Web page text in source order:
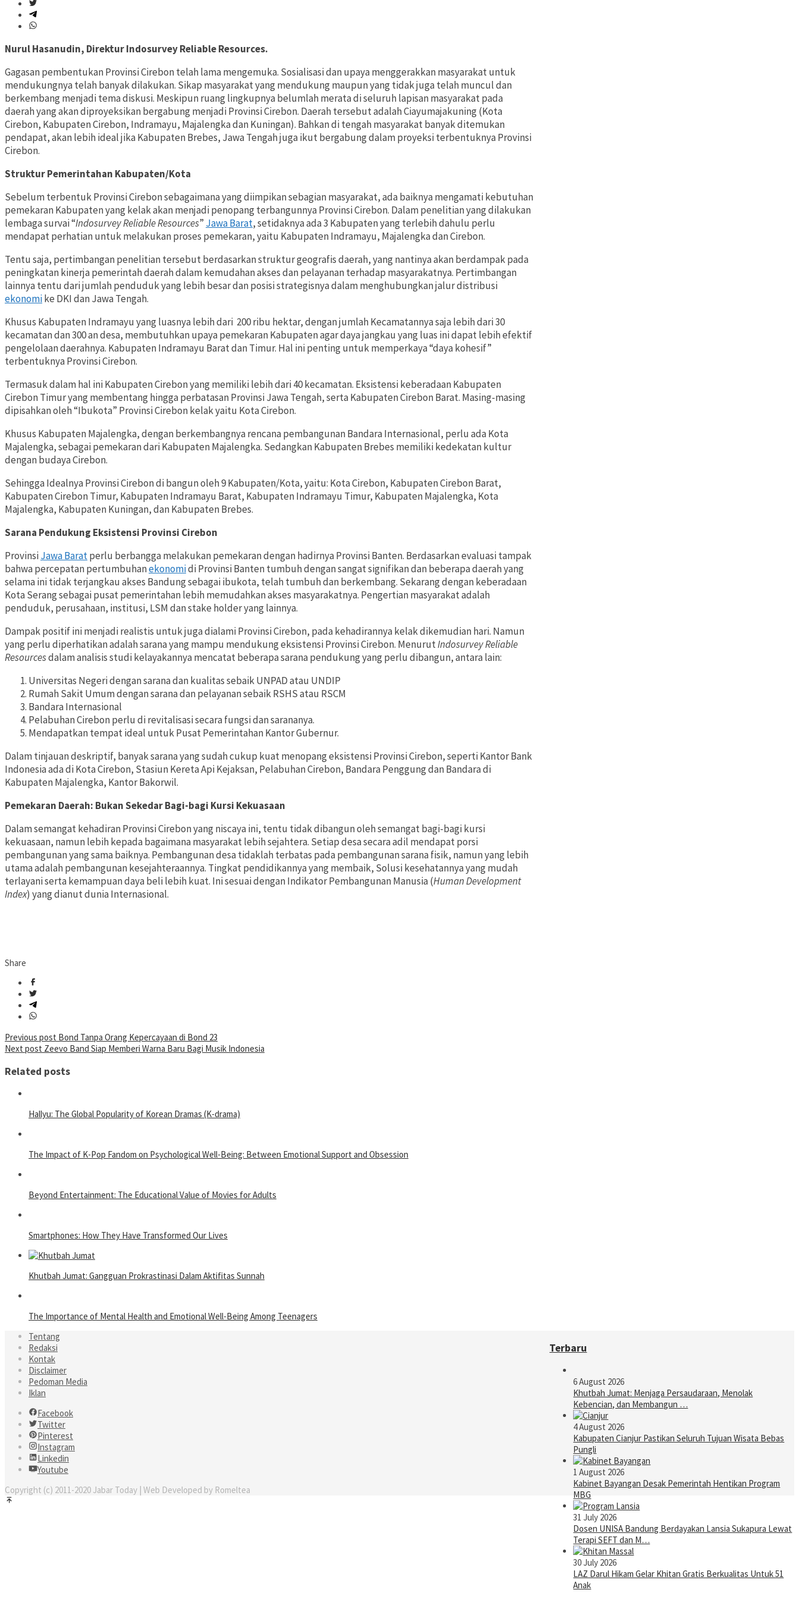
Nurul Hasanudin, Direktur Indosurvey Reliable Resources.
Gagasan pembentukan Provinsi Cirebon telah lama mengemuka. Sosialisasi dan upaya menggerakkan masyarakat untuk
mendukungnya telah banyak dilakukan. Sikap masyarakat yang mendukung maupun yang tidak juga telah muncul dan
berkembang menjadi tema diskusi. Meskipun ruang lingkupnya belumlah merata di seluruh lapisan masyarakat pada
daerah yang akan diproyeksikan bergabung menjadi Provinsi Cirebon. Daerah tersebut adalah Ciayumajakuning (Kota
Cirebon, Kabupaten Cirebon, Indramayu, Majalengka dan Kuningan). Bahkan di tengah masyarakat banyak ditemukan
pendapat, akan lebih ideal jika Kabupaten Brebes, Jawa Tengah juga ikut bergabung dalam proyeksi terbentuknya Provinsi
Cirebon.
Struktur Pemerintahan Kabupaten/Kota
Sebelum terbentuk Provinsi Cirebon sebagaimana yang diimpikan sebagian masyarakat, ada baiknya mengamati kebutuhan
pemekaran Kabupaten yang kelak akan menjadi penopang terbangunnya Provinsi Cirebon. Dalam penelitian yang dilakukan
lembaga survai “Indosurvey Reliable Resources” Jawa Barat, setidaknya ada 3 Kabupaten yang terlebih dahulu perlu
mendapat perhatian untuk melakukan proses pemekaran, yaitu Kabupaten Indramayu, Majalengka dan Cirebon.
Tentu saja, pertimbangan penelitian tersebut berdasarkan struktur geografis daerah, yang nantinya akan berdampak pada
peningkatan kinerja pemerintah daerah dalam kemudahan akses dan pelayanan terhadap masyarakatnya. Pertimbangan
lainnya tentu dari jumlah penduduk yang lebih besar dan posisi strategisnya dalam menghubungkan jalur distribusi
ekonomike DKI dan Jawa Tengah.
Khusus Kabupaten Indramayu yang luasnya lebih dari 200 ribu hektar, dengan jumlah Kecamatannya saja lebih dari 30
kecamatan dan 300 an desa, membutuhkan upaya pemekaran Kabupaten agar daya jangkau yang luas ini dapat lebih efektif
pengelolaan daerahnya. Kabupaten Indramayu Barat dan Timur. Hal ini penting untuk memperkaya “daya kohesif”
terbentuknya Provinsi Cirebon.
Termasuk dalam hal ini Kabupaten Cirebon yang memiliki lebih dari 40 kecamatan. Eksistensi keberadaan Kabupaten
Cirebon Timur yang membentang hingga perbatasan Provinsi Jawa Tengah, serta Kabupaten Cirebon Barat. Masing-masing
dipisahkan oleh “Ibukota” Provinsi Cirebon kelak yaitu Kota Cirebon.
Khusus Kabupaten Majalengka, dengan berkembangnya rencana pembangunan Bandara Internasional, perlu ada Kota
Majalengka, sebagai pemekaran dari Kabupaten Majalengka. Sedangkan Kabupaten Brebes memiliki kedekatan kultur
dengan budaya Cirebon.
Sehingga Idealnya Provinsi Cirebon di bangun oleh 9 Kabupaten/Kota, yaitu: Kota Cirebon, Kabupaten Cirebon Barat,
Kabupaten Cirebon Timur, Kabupaten Indramayu Barat, Kabupaten Indramayu Timur, Kabupaten Majalengka, Kota
Majalengka, Kabupaten Kuningan, dan Kabupaten Brebes.
Sarana Pendukung Eksistensi Provinsi Cirebon
ProvinsiJawa Baratperlu berbangga melakukan pemekaran dengan hadirnya Provinsi Banten. Berdasarkan evaluasi tampak
bahwa percepatan pertumbuhanekonomidi Provinsi Banten tumbuh dengan sangat signifikan dan beberapa daerah yang
selama ini tidak terjangkau akses Bandung sebagai ibukota, telah tumbuh dan berkembang. Sekarang dengan keberadaan
Kota Serang sebagai pusat pemerintahan lebih memudahkan akses masyarakatnya. Pengertian masyarakat adalah
penduduk, perusahaan, institusi, LSM dan stake holder yang lainnya.
Dampak positif ini menjadi realistis untuk juga dialami Provinsi Cirebon, pada kehadirannya kelak dikemudian hari. Namun
yang perlu diperhatikan adalah sarana yang mampu mendukung eksistensi Provinsi Cirebon. MenurutIndosurvey Reliable
Resourcesdalam analisis studi kelayakannya mencatat beberapa sarana pendukung yang perlu dibangun, antara lain:
Universitas Negeri dengan sarana dan kualitas sebaik UNPAD atau UNDIP
Rumah Sakit Umum dengan sarana dan pelayanan sebaik RSHS atau RSCM
Bandara Internasional
Pelabuhan Cirebon perlu di revitalisasi secara fungsi dan sarananya.
Mendapatkan tempat ideal untuk Pusat Pemerintahan Kantor Gubernur.
Dalam tinjauan deskriptif, banyak sarana yang sudah cukup kuat menopang eksistensi Provinsi Cirebon, seperti Kantor Bank
Indonesia ada di Kota Cirebon, Stasiun Kereta Api Kejaksan, Pelabuhan Cirebon, Bandara Penggung dan Bandara di
Kabupaten Majalengka, Kantor Bakorwil.
Pemekaran Daerah: Bukan Sekedar Bagi-bagi Kursi Kekuasaan
Dalam semangat kehadiran Provinsi Cirebon yang niscaya ini, tentu tidak dibangun oleh semangat bagi-bagi kursi
kekuasaan, namun lebih kepada bagaimana masyarakat lebih sejahtera. Setiap desa secara adil mendapat porsi
pembangunan yang sama baiknya. Pembangunan desa tidaklah terbatas pada pembangunan sarana fisik, namun yang lebih
utama adalah pembangunan kesejahteraannya. Tingkat pendidikannya yang membaik, Solusi kesehatannya yang mudah
terlayani serta kemampuan daya beli lebih kuat. Ini sesuai dengan Indikator Pembangunan Manusia (Human Development
Index) yang dianut dunia Internasional.
Share
Post
navigation
Previous post Bond Tanpa Orang Kepercayaan di Bond 23
Next post Zeevo Band Siap Memberi Warna Baru Bagi Musik Indonesia
Related posts
Hallyu: The Global Popularity of Korean Dramas (K-drama)
The Impact of K-Pop Fandom on Psychological Well-Being: Between Emotional Support and Obsession
Beyond Entertainment: The Educational Value of Movies for Adults
Smartphones: How They Have Transformed Our Lives
Khutbah Jumat: Gangguan Prokrastinasi Dalam Aktifitas Sunnah
The Importance of Mental Health and Emotional Well-Being Among Teenagers
Terbaru
6 August 2026
Khutbah Jumat: Menjaga Persaudaraan, Menolak
Kebencian, dan Membangun …
4 August 2026
Kabupaten Cianjur Pastikan Seluruh Tujuan Wisata Bebas
Pungli
1 August 2026
Kabinet Bayangan Desak Pemerintah Hentikan Program
MBG
31 July 2026
Dosen UNISA Bandung Berdayakan Lansia Sukapura Lewat
Terapi SEFT dan M…
30 July 2026
LAZ Darul Hikam Gelar Khitan Gratis Berkualitas Untuk 51
Anak
Tentang
Redaksi
Kontak
Disclaimer
Pedoman Media
Iklan
Facebook
Twitter
Pinterest
Instagram
Linkedin
Youtube
Copyright (c) 2011-2020 Jabar Today | Web Developed by Romeltea